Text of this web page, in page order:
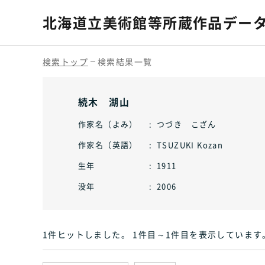
北海道立美術館等所蔵作品デー
検索トップ 検索結果一覧
続木 湖山
作家名（よみ）
つづき こざん
作家名（英語）
TSUZUKI Kozan
生年
1911
没年
2006
1件ヒット しました。 1件目～1件目 を表示しています。